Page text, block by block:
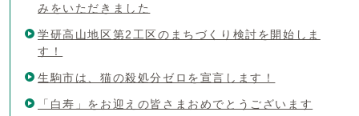
みをいただきました
学研高山地区第2工区のまちづくり検討を開始しま
す！
生駒市は、猫の殺処分ゼロを宣言します！
「白寿」をお迎えの皆さまおめでとうございます